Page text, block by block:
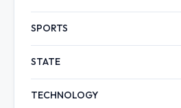
SPORTS
STATE
TECHNOLOGY